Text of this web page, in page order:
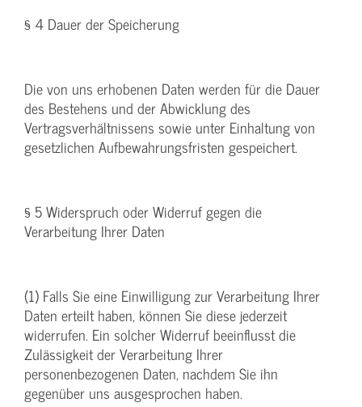
§ 4 Dauer der Speicherung
Die von uns erhobenen Daten werden für die Dauer
des Bestehens und der Abwicklung des
Vertragsverhältnissens sowie unter Einhaltung von
gesetzlichen Aufbewahrungsfristen gespeichert.
§ 5 Widerspruch oder Widerruf gegen die
Verarbeitung Ihrer Daten
(1) Falls Sie eine Einwilligung zur Verarbeitung Ihrer
Daten erteilt haben, können Sie diese jederzeit
widerrufen. Ein solcher Widerruf beeinflusst die
Zulässigkeit der Verarbeitung Ihrer
personenbezogenen Daten, nachdem Sie ihn
gegenüber uns ausgesprochen haben.